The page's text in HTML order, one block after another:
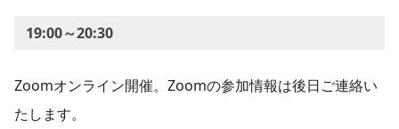
19:00～20:30
Zoomオンライン開催。Zoomの参加情報は後日ご連絡い
たします。